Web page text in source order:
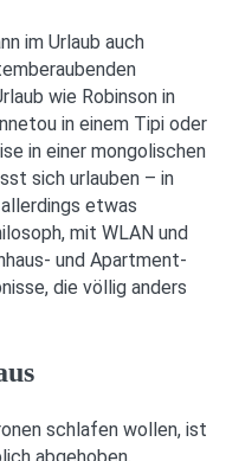
im Urlaub auch
wie Robinson in
in einem Tipi oder
in einer mongolischen
sich urlauben – in
etwas
mit WLAN und
und Apartment-
die völlig anders
schlafen wollen, ist
abgehoben,